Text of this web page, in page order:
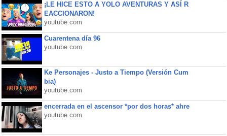
¡LE HICE ESTO A YOLO AVENTURAS Y ASÍ R
EACCIONARON!
youtube.com
Cuarentena día 96
youtube.com
Ke Personajes - Justo a Tiempo (Versión Cum
bia)
youtube.com
encerrada en el ascensor *por dos horas* ahre
youtube.com